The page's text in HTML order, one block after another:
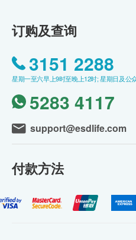
订购及查询
3151 2288
星期一至六早上9时至晚上12时; 星期日及公
5283 4117
support@esdlife.com
付款方法